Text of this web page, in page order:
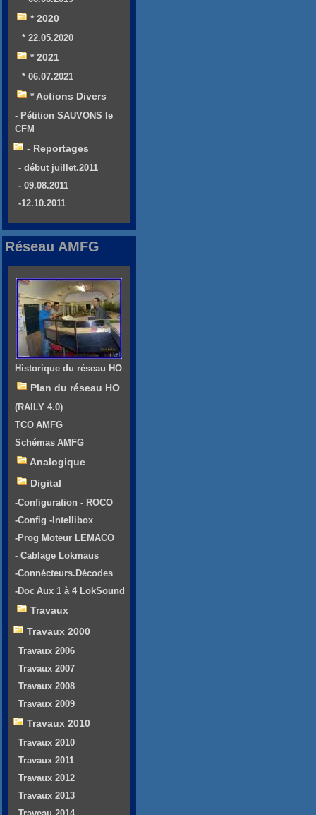
* 2020
* 22.05.2020
* 2021
* 06.07.2021
* Actions Divers
- Pétition SAUVONS le
CFM
- Reportages
- début juillet.2011
- 09.08.2011
-12.10.2011
Réseau AMFG
Historique du réseau HO
Plan du réseau HO
(RAILY 4.0)
TCO AMFG
Schémas AMFG
Analogique
Digital
-Configuration - ROCO
-Config -Intellibox
-Prog Moteur LEMACO
- Cablage Lokmaus
-Connécteurs.Décodes
-Doc Aux 1 à 4 LokSound
Travaux
Travaux 2000
Travaux 2006
Travaux 2007
Travaux 2008
Travaux 2009
Travaux 2010
Travaux 2010
Travaux 2011
Travaux 2012
Travaux 2013